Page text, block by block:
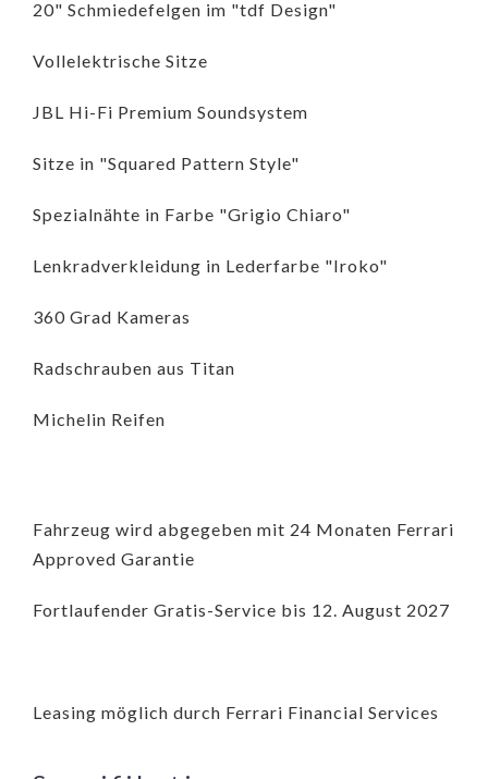
20" Schmiedefelgen im "tdf Design"
Vollelektrische Sitze
JBL Hi-Fi Premium Soundsystem
Sitze in "Squared Pattern Style"
Spezialnähte in Farbe "Grigio Chiaro"
Lenkradverkleidung in Lederfarbe "Iroko"
360 Grad Kameras
Radschrauben aus Titan
Michelin Reifen
Fahrzeug wird abgegeben mit 24 Monaten Ferrari
Approved Garantie
Fortlaufender Gratis-Service bis 12. August 2027
Leasing möglich durch Ferrari Financial Services